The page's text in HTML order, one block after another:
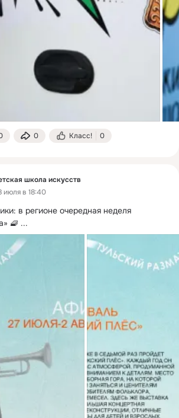
0 Класс! 0
школа искусств
июля в 18:40
в регионе очередная неделя
🧇 ...